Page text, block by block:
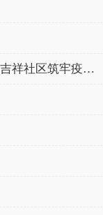
同心抗疫勇担当 当好社区“守门员”——市委党校积极协助吉祥社区筑牢疫情防线